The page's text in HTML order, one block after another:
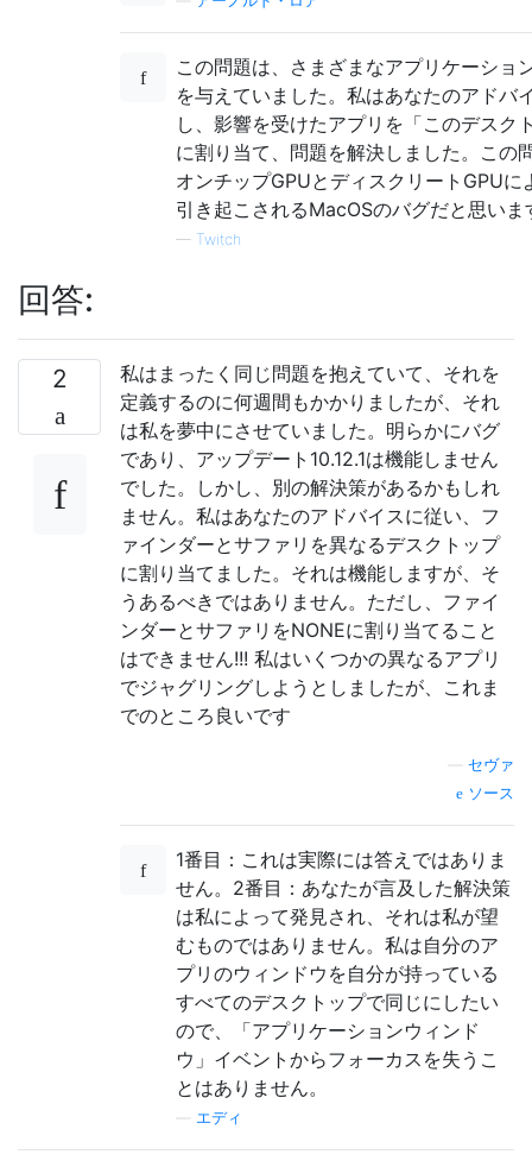
この問題は、さまざまなアプリケーショ
を与えていました。私はあなたのアドバ
し、影響を受けたアプリを「このデスク
に割り当て、問題を解決しました。この
オンチップGPUとディスクリートGPUに
引き起こされるMacOSのバグだと思いま
— Twitch
回答:
2
私はまったく同じ問題を抱えていて、それを
定義するのに何週間もかかりましたが、それ
は私を夢中にさせていました。明らかにバグ
であり、アップデート10.12.1は機能しません
でした。しかし、別の解決策があるかもしれ
ません。私はあなたのアドバイスに従い、フ
ァインダーとサファリを異なるデスクトップ
に割り当てました。それは機能しますが、そ
うあるべきではありません。ただし、ファイ
ンダーとサファリをNONEに割り当てること
はできません!!! 私はいくつかの異なるアプリ
でジャグリングしようとしましたが、これま
でのところ良いです
セヴァ
ソース
1番目：これは実際には答えではありま
せん。2番目：あなたが言及した解決策
は私によって発見され、それは私が望
むものではありません。私は自分のア
プリのウィンドウを自分が持っている
すべてのデスクトップで同じにしたい
ので、「アプリケーションウィンド
ウ」イベントからフォーカスを失うこ
とはありません。
エディ